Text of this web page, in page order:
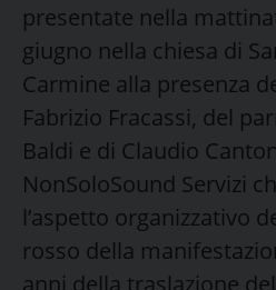
presentate nella
giugno nella chiesa di
Carmine alla presenza
Fabrizio Fracassi, del
Baldi e di Claudio
NonSoloSound Servizi
l’aspetto organizzativo
rosso della
anni della traslazione